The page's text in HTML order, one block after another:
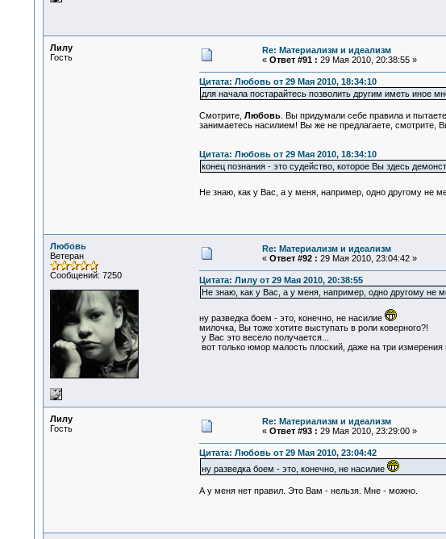
Лилу
Гость
Re: Материализм и идеализм
« Ответ #91 : 29 Мая 2010, 20:38:55 »
Цитата: Любовь от 29 Мая 2010, 18:34:10
для начала постарайтесь позволить другим иметь иное
Смотрите, Любовь. Вы придумали себе правила и
занимаетесь насилием! Вы же не предлагаете, смотрите,
Цитата: Любовь от 29 Мая 2010, 18:34:10
конец познания - это судейство, которое Вы здесь
Не знаю, как у Вас, а у меня, например, одно другому не
Любовь
Ветеран
Сообщений: 7250
Re: Материализм и идеализм
« Ответ #92 : 29 Мая 2010, 23:04:42 »
Цитата: Лилу от 29 Мая 2010, 20:38:55
Не знаю, как у Вас, а у меня, например, одно другому не
ну разведка боем - это, конечно, не насилие
милочка, Вы тоже хотите выступать в роли коверного?!
у Вас это весело получается...
вот только юмор малость плоский, даже на три измерения
Лилу
Гость
Re: Материализм и идеализм
« Ответ #93 : 29 Мая 2010, 23:29:00 »
Цитата: Любовь от 29 Мая 2010, 23:04:42
ну разведка боем - это, конечно, не насилие
А у меня нет правил. Это Вам - нельзя. Мне - можно.